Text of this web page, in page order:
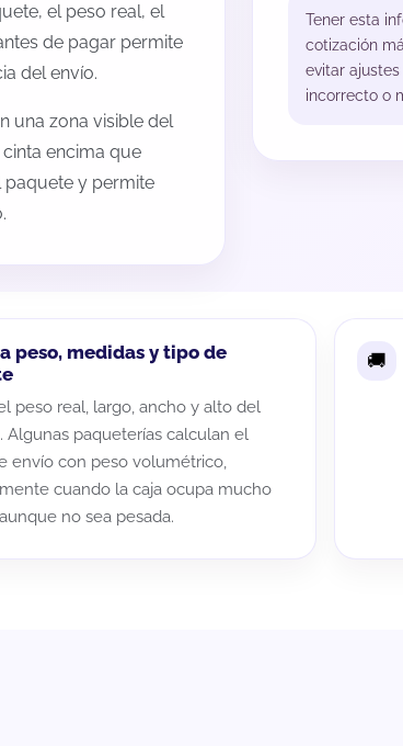
el peso real, el
de pagar permite
del envío.
una zona visible del
encima que
paquete y permite
Tener esta
cotización
evitar
incorrecto o
peso, medidas y tipo de
peso real, largo, ancho y alto del
Algunas paqueterías calculan el
envío con peso volumétrico,
cuando la caja ocupa mucho
no sea pesada.